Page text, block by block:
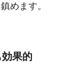
めます。
果的